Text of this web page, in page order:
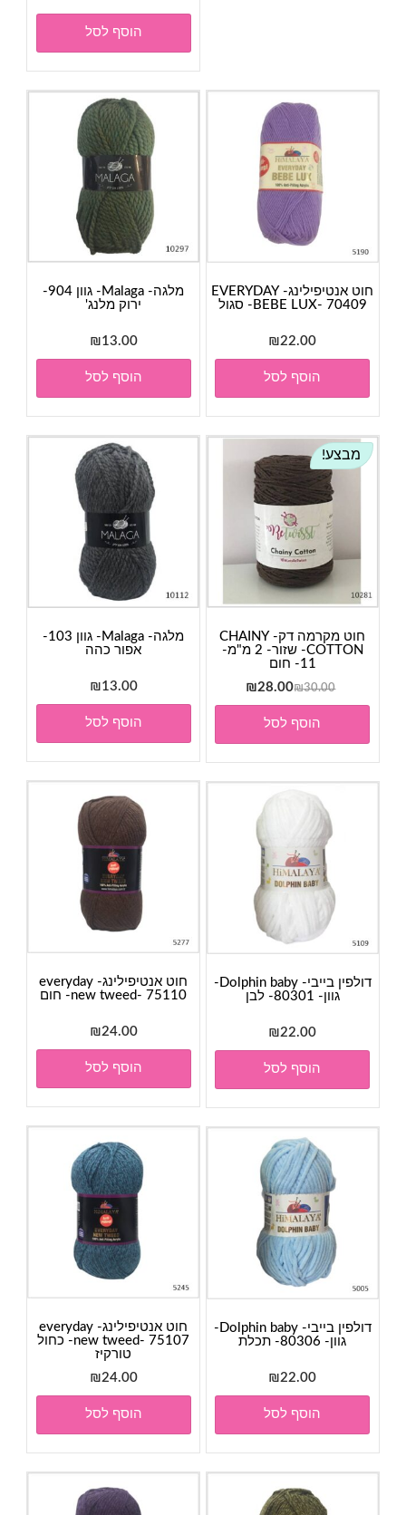
הוסף לסל
מלגה- Malaga- גוון 904-
ירוק מלנג'
₪13.00
הוסף לסל
חוט אנטיפילינג- EVERYDAY
BEBE LUX- 70409- סגול
₪22.00
הוסף לסל
מלגה- Malaga- גוון 103-
אפור כהה
₪13.00
הוסף לסל
מבצע!
חוט מקרמה דק- CHAINY
COTTON- שזור- 2 מ"מ-
11- חום
₪30.00
המחיר
המקורי
היה:
₪30.00.
₪28.00
המחיר
הנוכחי
₪28.00.
הוסף לסל
חוט אנטיפילינג- everyday
new tweed- 75110- חום
₪24.00
הוסף לסל
דולפין בייבי- Dolphin baby-
גוון- 80301- לבן
₪22.00
הוסף לסל
חוט אנטיפילינג- everyday
new tweed- 75107- כחול
טורקיז
₪24.00
הוסף לסל
דולפין בייבי- Dolphin baby-
גוון- 80306- תכלת
₪22.00
הוסף לסל